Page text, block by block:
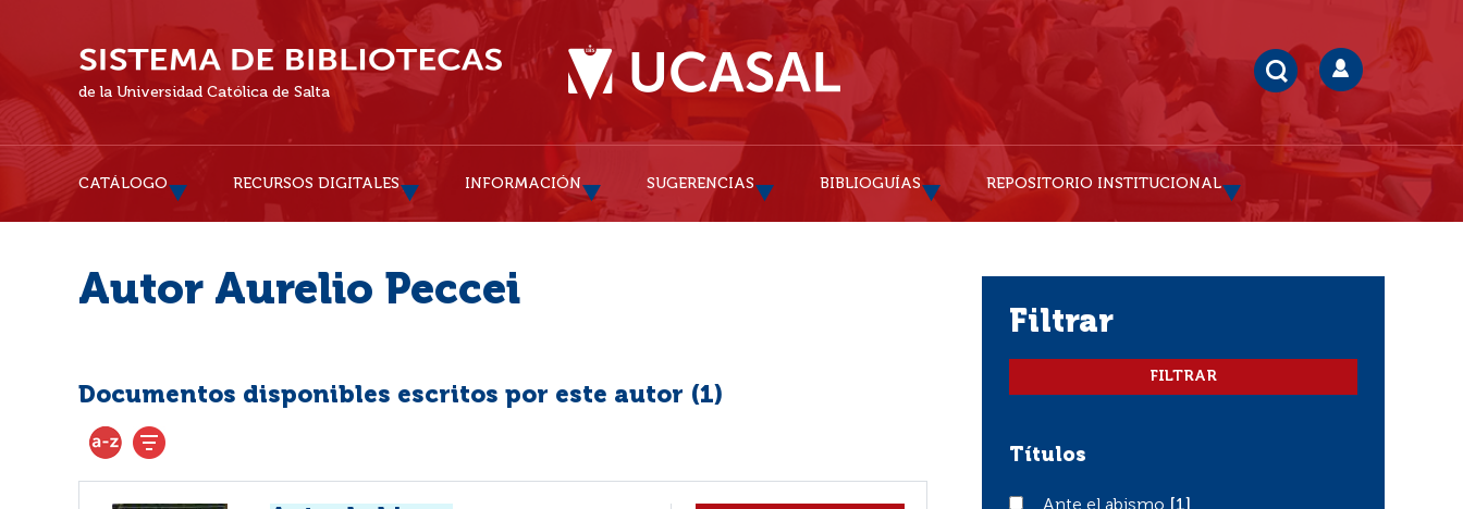
de la Universidad Católica de Salta
CATÁLOGO RECURSOS DIGITALES INFORMACIÓN SUGERENCIAS BIBLIOGUÍAS REPOSITORIO INSTITUCIONAL
Autor Aurelio Peccei
Documentos disponibles escritos por este autor (1)
filtrar
Títulos